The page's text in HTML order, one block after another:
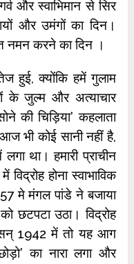
और स्वाभिमान से सिर
और उमंगों का दिन।
नमन करने का दिन ।
हुई, क्योंकि हमें गुलाम
के जुल्म और अत्याचार
की चिड़िया’ कहलाता
भी कोई सानी नहीं है,
था। हमारी प्राचीन
होना स्वाभाविक
मे मंगल पांडे ने बजाया
छटपटा उठा। विद्रोह
1942 में तो यह आग
का नारा लगा और